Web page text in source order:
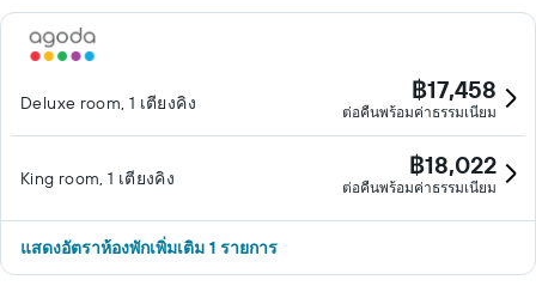
Deluxe room, 1 เตียงคิง ฿17,458
ต่อคืนพร้อมค่าธรรมเนียม
King room, 1 เตียงคิง ฿18,022
ต่อคืนพร้อมค่าธรรมเนียม
แสดงอัตราห้องพักเพิ่มเติม 1 รายการ